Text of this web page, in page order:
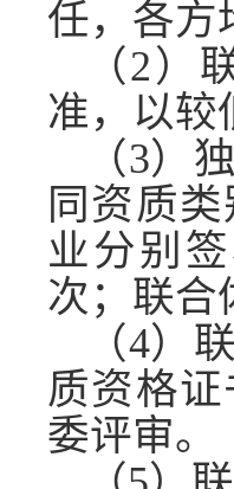
任，各方
（2）
准，以较
（3）
同资质
业分别
次；联合
（4）
质资格
委评审。